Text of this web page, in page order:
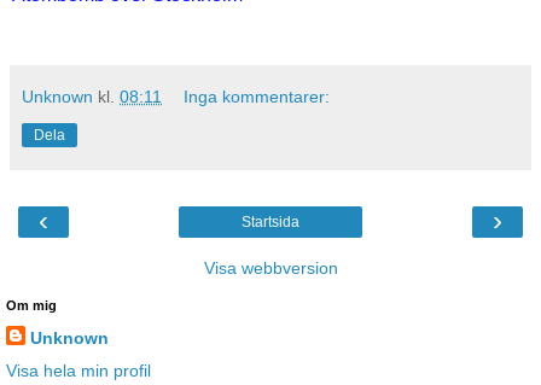
Unknown kl. 08:11 Inga kommentarer:
Dela
‹ ›
Startsida
Visa webbversion
Om mig
Unknown
Visa hela min profil